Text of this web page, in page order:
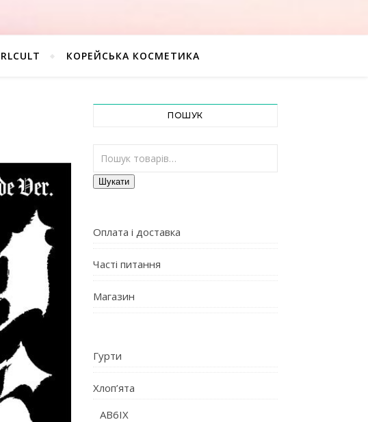
КОРЕЙСЬКА КОСМЕТИКА
ПОШУК
Шукати:
Шукати
Оплата і доставка
Часті питання
Магазин
Гурти
Хлоп’ята
AB6IX